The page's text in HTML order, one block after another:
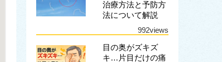
治療方法と予防方
法について解説
992views
目の奥がズキズ
キ…片目だけの痛